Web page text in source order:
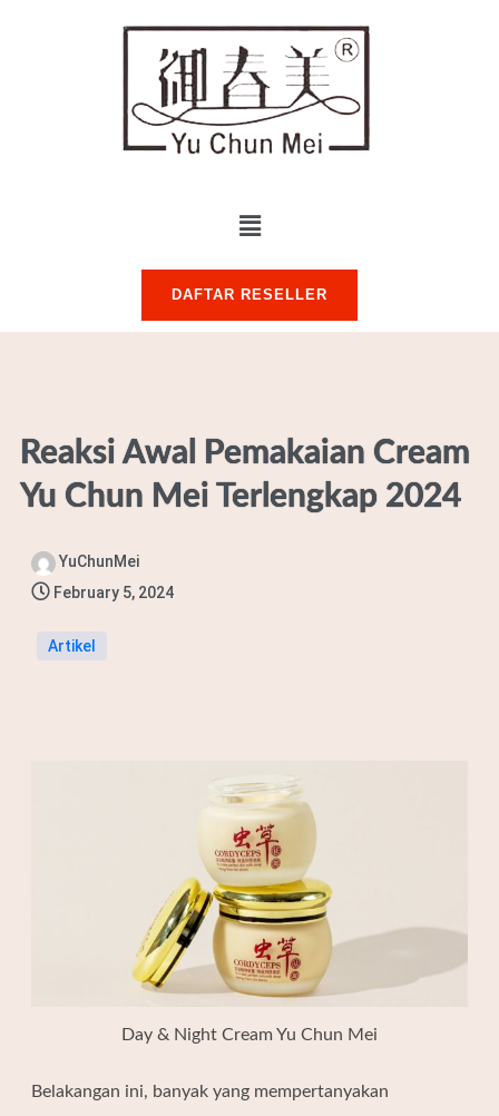
DAFTAR RESELLER
Reaksi Awal Pemakaian Cream
Yu Chun Mei Terlengkap 2024
YuChunMei
February 5, 2024
Artikel
Day & Night Cream Yu Chun Mei
Belakangan ini, banyak yang mempertanyakan